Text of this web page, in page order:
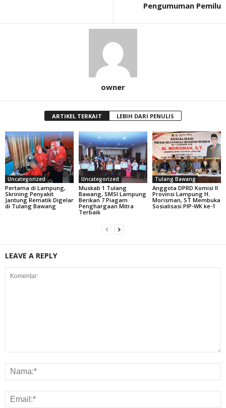
Pengumuman Pemilu
owner
ARTIKEL TERKAIT LEBIH DARI PENULIS
Uncategorized
Pertama di Lampung,
Skrining Penyakit
Jantung Rematik Digelar
di Tulang Bawang
Uncategorized
Muskab 1 Tulang
Bawang, SMSI Lampung
Berikan 7 Piagam
Penghargaan Mitra
Terbaik
Tulang Bawang
Anggota DPRD Komisi II
Provinsi Lampung H.
Morisman, ST Membuka
Sosialisasi PIP-WK ke-1
LEAVE A REPLY